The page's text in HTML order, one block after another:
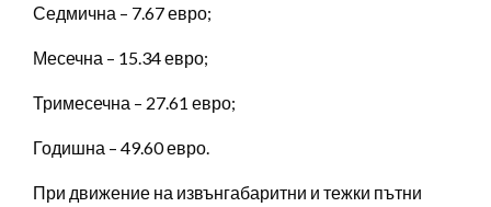
Седмична – 7.67 евро;
Месечна – 15.34 евро;
Тримесечна – 27.61 евро;
Годишна – 49.60 евро.
При движение на извънгабаритни и тежки пътни